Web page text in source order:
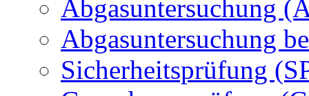
Abgasuntersuchung
Abgasuntersuchung
Sicherheitsprüfung